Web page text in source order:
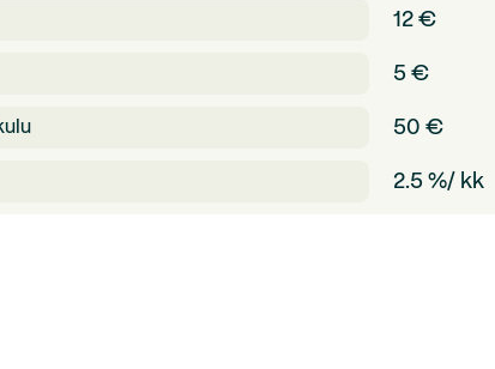
12 €
5 €
50 €
2.5 %/ kk